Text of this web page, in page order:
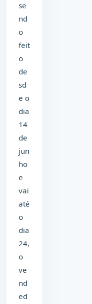
se
nd
o
feit
o
de
sd
e o
dia
14
de
jun
ho
e
vai
até
o
dia
24,
o
ve
nd
ed